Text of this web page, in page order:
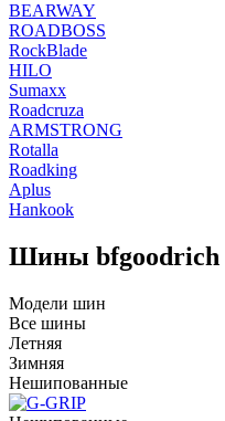
BEARWAY
ROADBOSS
RockBlade
HILO
Sumaxx
Roadcruza
ARMSTRONG
Rotalla
Roadking
Aplus
Hankook
Шины bfgoodrich
Модели шин
Все шины
Летняя
Зимняя
Нешипованные